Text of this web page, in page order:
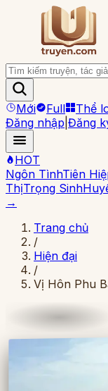
Mới Full
Thể
Đăng nhập Đăng
HOT
Ngôn TìnhTiên
ThịTrọng Sinh
→
Trang chủ
/
Hiện đại
/
Vị Hôn Phu